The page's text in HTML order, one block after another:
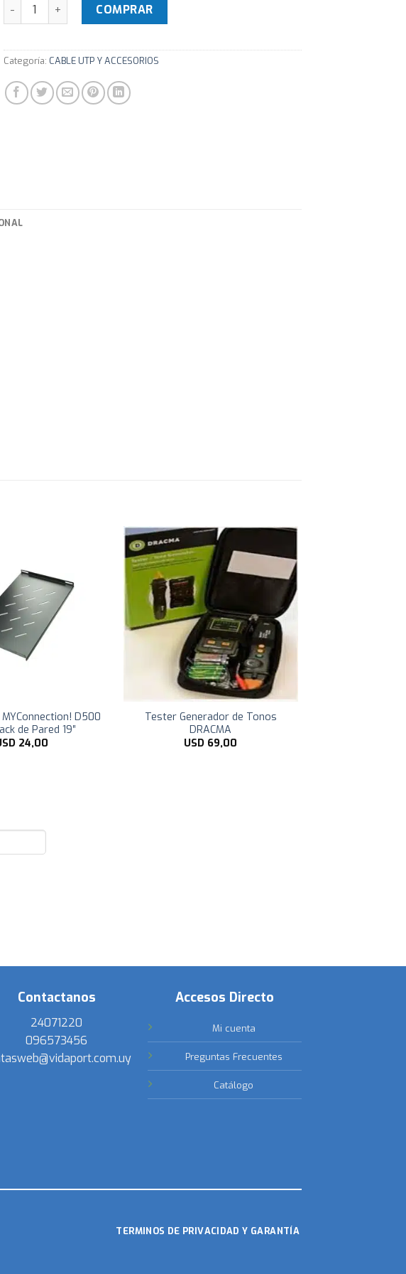
Rack MYConnection! MYC-8837 37U 800X800mm - Pivotante cantidad
COMPRAR
Categoría: CABLE UTP Y ACCESORIOS
D500
de Pared 19″
24,00
Tester Generador de Tonos
DRACMA
USD 69,00
Contactanos
24071220
096573456
Accesos Directo
Mi cuenta
Preguntas Frecuentes
Catálogo
TERMINOS DE PRIVACIDAD Y GARANTÍA